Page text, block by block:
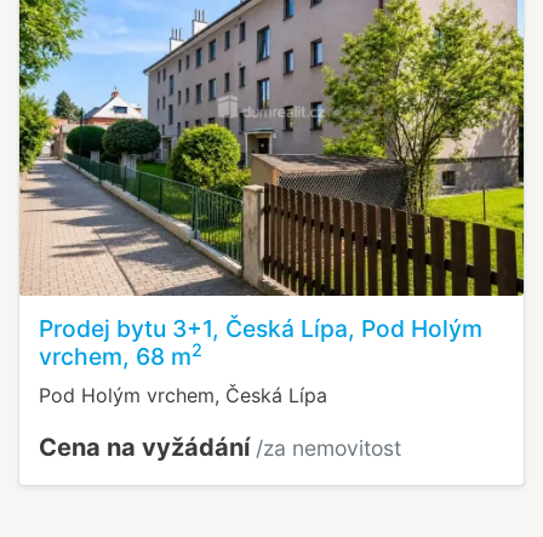
Prodej bytu 3+1, Česká Lípa, Pod Holým
vrchem, 68 m2
Pod Holým vrchem, Česká Lípa
Cena na vyžádání /za nemovitost